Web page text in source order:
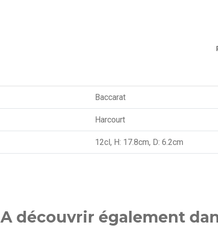
Baccarat
Harcourt
12cl, H: 17.8cm, D: 6.2cm
A découvrir également